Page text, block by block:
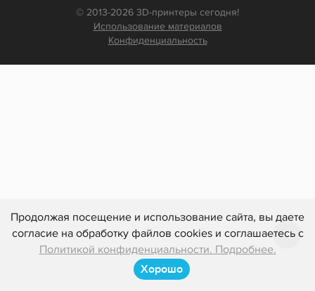
Продолжая посещение и использование сайта, вы даете
согласие на обработку файлов cookies и соглашаетесь с
Политикой конфиденциальности. Подробнее.
Хорошо
© 2013-2026 3D-принтеры сегодня!
Использование материалов
Конфиденциальность